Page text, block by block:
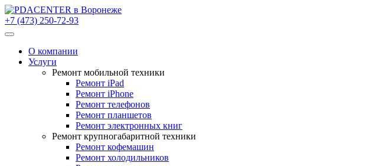
+7 (473) 250-72-93
О компании
Услуги
Ремонт мобильной техники
Ремонт iPad
Ремонт iPhone
Ремонт телефонов
Ремонт планшетов
Ремонт электронных книг
Ремонт крупногабаритной техники
Ремонт кофемашин
Ремонт холодильников